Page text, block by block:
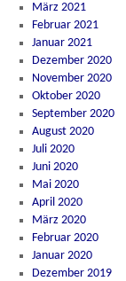
März 2021
Februar 2021
Januar 2021
Dezember 2020
November 2020
Oktober 2020
September 2020
August 2020
Juli 2020
Juni 2020
Mai 2020
April 2020
März 2020
Februar 2020
Januar 2020
Dezember 2019